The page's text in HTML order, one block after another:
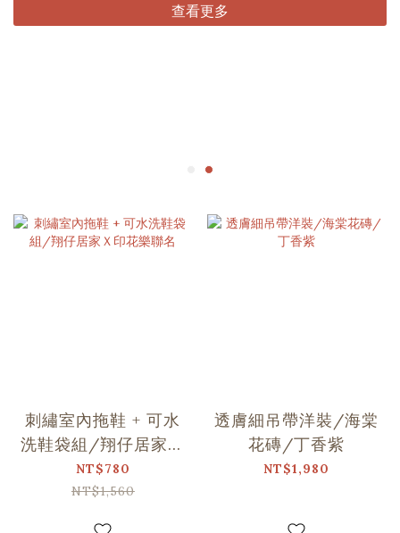
查看更多
刺繡室內拖鞋 + 可水
洗鞋袋組/翔仔居家Ｘ
印花樂聯名
NT$780
NT$1,560
透膚細吊帶洋裝/海棠
花磚/丁香紫
NT$1,980